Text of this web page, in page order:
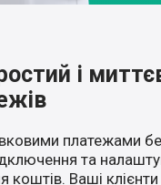
і
платежами
та
коштів. Ваші клієнти